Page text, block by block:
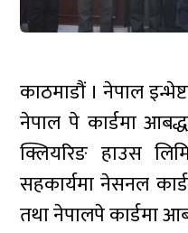
काठमाडौं । नेपाल
नेपाल पे कार्डमा
क्लियरिङ हाउस
सहकार्यमा नेसनल
तथा नेपालपे कार्डमा